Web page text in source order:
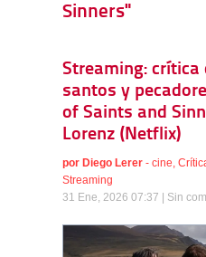
Sinners"
Streaming: crítica
santos y
of Saints and
Lorenz (Netflix)
por Diego Lerer - cine,
Streaming
31 Ene, 2026 07:37 | Sin